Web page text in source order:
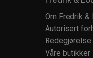
Om Fredrik &
Autorisert
Våre butikker